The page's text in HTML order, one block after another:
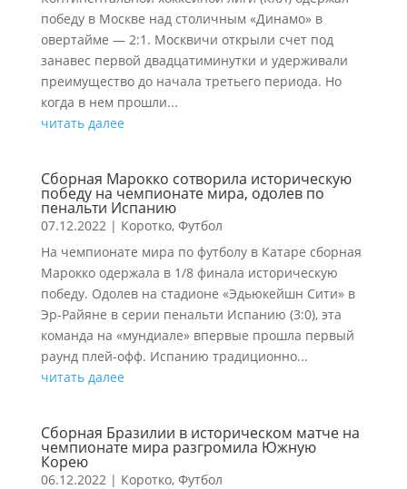
победу в Москве над столичным «Динамо» в
овертайме — 2:1. Москвичи открыли счет под
занавес первой двадцатиминутки и удерживали
преимущество до начала третьего периода. Но
когда в нем прошли...
читать далее
Сборная Марокко сотворила историческую
победу на чемпионате мира, одолев по
пенальти Испанию
07.12.2022| Коротко, Футбол
На чемпионате мира по футболу в Катаре сборная
Марокко одержала в 1/8 финала историческую
победу. Одолев на стадионе «Эдьюкейшн Сити» в
Эр-Райяне в серии пенальти Испанию (3:0), эта
команда на «мундиале» впервые прошла первый
раунд плей-офф. Испанию традиционно...
читать далее
Сборная Бразилии в историческом матче на
чемпионате мира разгромила Южную
Корею
06.12.2022| Коротко, Футбол